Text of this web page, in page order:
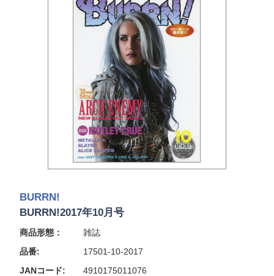
BURRN!
BURRN!2017年10月号
商品形態：
雑誌
品番:
17501-10-2017
JANコード:
4910175011076